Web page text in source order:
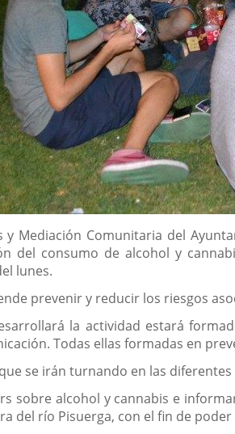
y Mediación Comunitaria del
del consumo de alcohol y
lunes.
prevenir y reducir los riesgos
la actividad estará
Todas ellas formadas en
se irán turnando en las
sobre alcohol y cannabis e
del río Pisuerga, con el fin de